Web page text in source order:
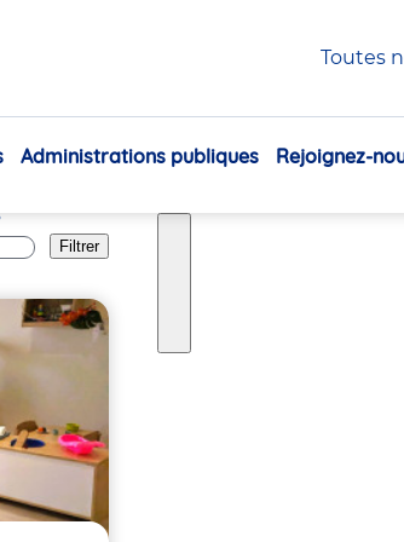
Toutes
Navigation
Administrations publiques Rejoignez-
Filtrer